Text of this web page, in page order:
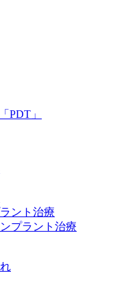
PDT」
ント治療
プラント治療